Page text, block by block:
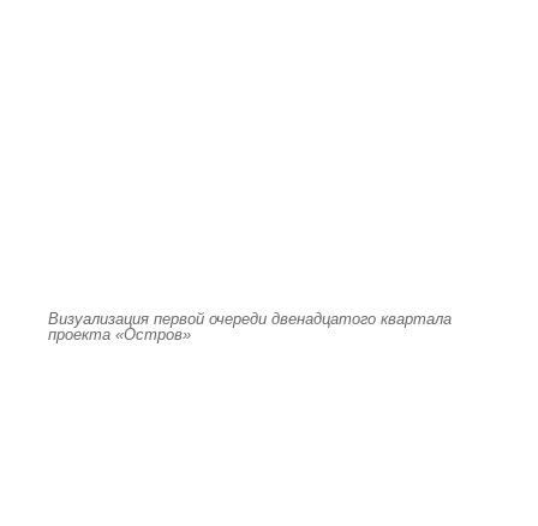
Визуализация первой очереди двенадцатого квартала
проекта «Остров»